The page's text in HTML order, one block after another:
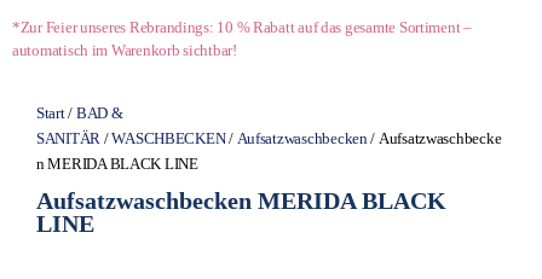
*Zur Feier unseres Rebrandings: 10 % Rabatt auf das gesamte Sortiment –
automatisch im Warenkorb sichtbar!
Start/ BAD &
SANITÄR /WASCHBECKEN/ Aufsatzwaschbecken / Aufsatzwaschbecke
n MERIDA BLACK LINE
Aufsatzwaschbecken MERIDA BLACK
LINE